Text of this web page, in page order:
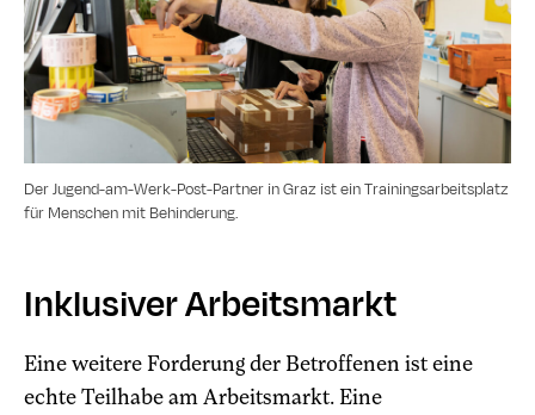
Der Jugend-am-Werk-Post-Partner in Graz ist ein Trainingsarbeitsplatz
für Menschen mit Behinderung.
Inklusiver Arbeitsmarkt
Eine weitere Forderung der Betroffenen ist eine
echte Teilhabe am Arbeitsmarkt. Eine